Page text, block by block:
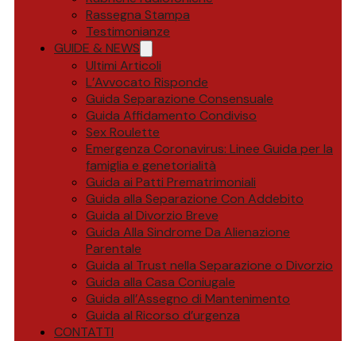
Rassegna Stampa
Testimonianze
GUIDE & NEWS
Ultimi Articoli
L’Avvocato Risponde
Guida Separazione Consensuale
Guida Affidamento Condiviso
Sex Roulette
Emergenza Coronavirus: Linee Guida per la
famiglia e genetorialità
Guida ai Patti Prematrimoniali
Guida alla Separazione Con Addebito
Guida al Divorzio Breve
Guida Alla Sindrome Da Alienazione
Parentale
Guida al Trust nella Separazione o Divorzio
Guida alla Casa Coniugale
Guida all’Assegno di Mantenimento
Guida al Ricorso d’urgenza
CONTATTI